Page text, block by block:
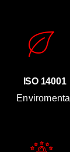
ISO 14001
Enviromental